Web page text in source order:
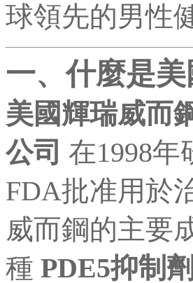
球領先的男性
一、什麼是
美國輝瑞威而
公司 在1998
FDA批准用於
威而鋼的主要
種 PDE5抑制劑